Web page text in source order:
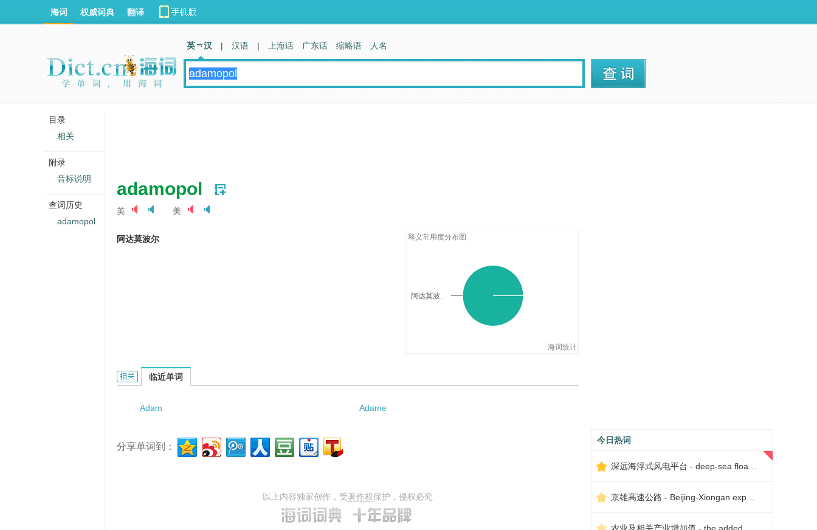
adamopol
英 美
阿达莫波尔 释义常用度分布图
海词统计
阿达莫波..
Adamopol的相关资料：
临近单词
Adam Adame
分享单词到：
以上内容独家创作，受著作权保护，侵权必究
今日热词
海词 权威词典 翻译
英 汉 | 汉语 | 上海话 广东话 缩略语 人名
目录
相关
附录
音标说明
查词历史
adamopol